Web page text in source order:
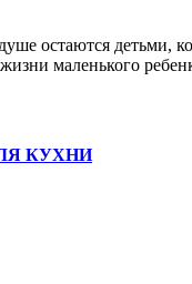
остаются детьми,
жизни маленького
КУХНИ